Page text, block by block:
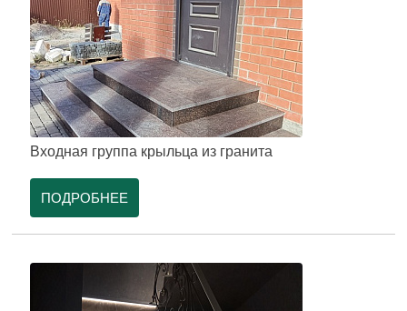
Входная группа крыльца из гранита
ПОДРОБНЕЕ